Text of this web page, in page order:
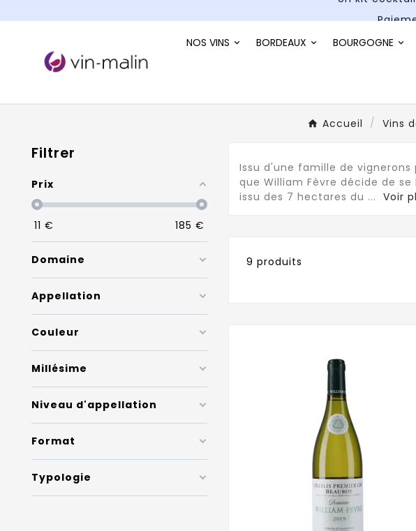
NOS VINS BORDEAUX BOURGOGNE
Accueil Vins
Filtrer
Prix
11 € 185 €
Domaine
Appellation
Couleur
Millésime
Niveau d'appellation
Format
Typologie
Issu d'une famille de
que William Fèvre décide de
issu des 7 hectares du ...Voir
9 produits